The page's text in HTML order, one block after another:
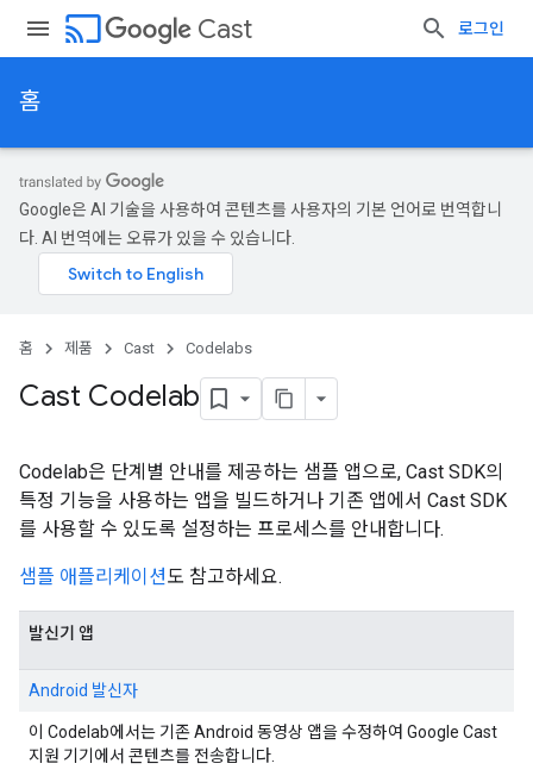
cast Cast 로그인
홈
Google은 AI 기술을 사용하여 콘텐츠를 사용자의 기본 언어로 번역합니
다. AI 번역에는 오류가 있을 수 있습니다.
홈 제품 Cast Codelabs
Cast Codelab
Codelab은 단계별 안내를 제공하는 샘플 앱으로, Cast SDK의
특정 기능을 사용하는 앱을 빌드하거나 기존 앱에서 Cast SDK
를 사용할 수 있도록 설정하는 프로세스를 안내합니다.
샘플 애플리케이션도 참고하세요.
발신기 앱
Android 발신자
이 Codelab에서는 기존 Android 동영상 앱을 수정하여 Google Cast
지원 기기에서 콘텐츠를 전송합니다.